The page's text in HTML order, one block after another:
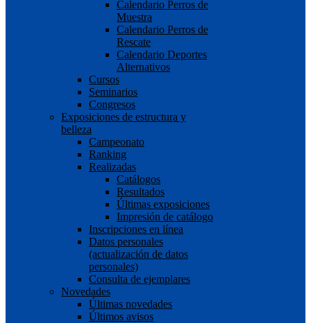
Calendario Perros de
Muestra
Calendario Perros de
Rescate
Calendario Deportes
Alternativos
Cursos
Seminarios
Congresos
Exposiciones de estructura y
belleza
Campeonato
Ranking
Realizadas
Catálogos
Resultados
Últimas exposiciones
Impresión de catálogo
Inscripciones en línea
Datos personales
(actualización de datos
personales)
Consulta de ejemplares
Novedades
Últimas novedades
Últimos avisos